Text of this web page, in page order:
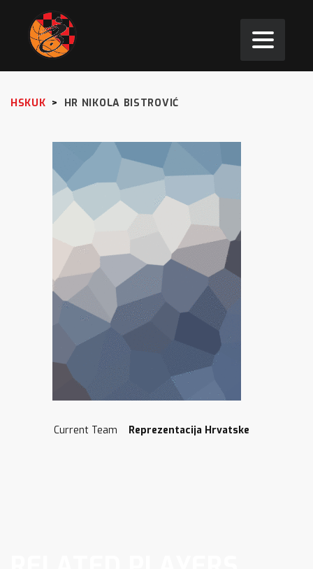
HSKUK > HR NIKOLA BISTROVIĆ
Current Team Reprezentacija Hrvatske